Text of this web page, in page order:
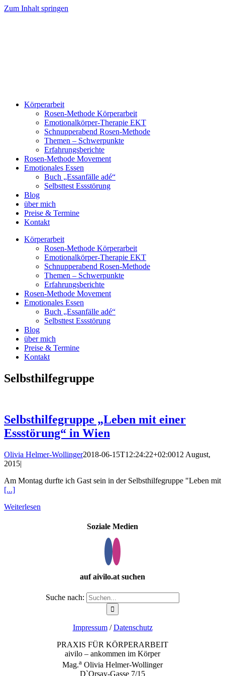
Zum Inhalt springen
Körperarbeit
Rosen-Methode Körperarbeit
Emotionalkörper-Therapie EKT
Schnupperabend Rosen-Methode
Themen – Schwerpunkte
Erfahrungsberichte
Rosen-Methode Movement
Emotionales Essen
Buch „Essanfälle adé“
Selbsttest Essstörung
Blog
über mich
Preise & Termine
Kontakt
Körperarbeit
Rosen-Methode Körperarbeit
Emotionalkörper-Therapie EKT
Schnupperabend Rosen-Methode
Themen – Schwerpunkte
Erfahrungsberichte
Rosen-Methode Movement
Emotionales Essen
Buch „Essanfälle adé“
Selbsttest Essstörung
Blog
über mich
Preise & Termine
Kontakt
Selbsthilfegruppe
Selbsthilfegruppe „Leben mit einer
Essstörung“ in Wien
Olivia Helmer-Wollinger2018-06-15T12:24:22+02:0012 August,
2015|
Am Montag durfte ich Gast sein in der Selbsthilfegruppe "Leben mit
[...]
Weiterlesen
Soziale Medien
auf aivilo.at suchen
Suche nach:
Impressum/Datenschutz
PRAXIS FÜR KÖRPERARBEIT
aivilo – ankommen im Körper
Mag.a Olivia Helmer-Wollinger
D`Orsay-Gasse 7/15